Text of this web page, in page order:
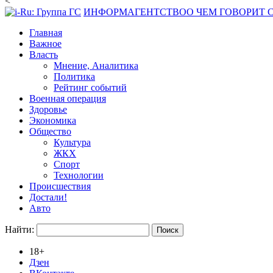
ИНФОРМАГЕНТСТВОО ЧЕМ ГОВОРИТ
Главная
Важное
Власть
Мнение, Аналитика
Политика
Рейтинг событий
Военная операция
Здоровье
Экономика
Общество
Культура
ЖКХ
Спорт
Технологии
Происшествия
Достали!
Авто
Найти:
18+
Дзен